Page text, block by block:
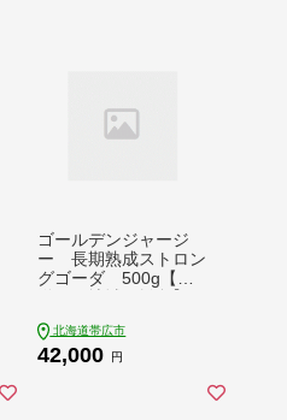
ゴールデンジャージ
ー 長期熟成ストロン
グゴーダ 500g【配
北海道帯広市
42,000 円